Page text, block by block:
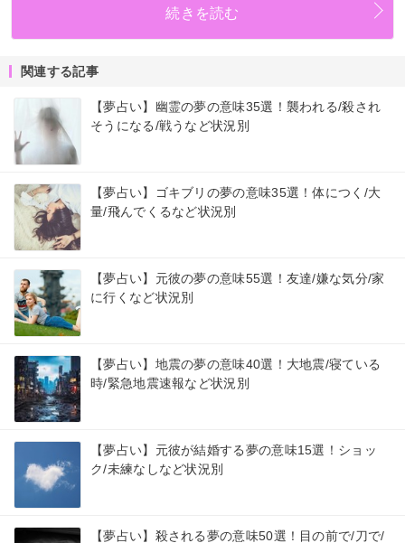
続きを読む
関連する記事
【夢占い】幽霊の夢の意味35選！襲われる/殺され
そうになる/戦うなど状況別
【夢占い】ゴキブリの夢の意味35選！体につく/大
量/飛んでくるなど状況別
【夢占い】元彼の夢の意味55選！友達/嫌な気分/家
に行くなど状況別
【夢占い】地震の夢の意味40選！大地震/寝ている
時/緊急地震速報など状況別
【夢占い】元彼が結婚する夢の意味15選！ショッ
ク/未練なしなど状況別
【夢占い】殺される夢の意味50選！目の前で/刀で/